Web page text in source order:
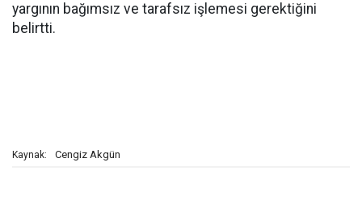
yargının bağımsız ve tarafsız işlemesi gerektiğini
belirtti.
Kaynak: Cengiz Akgün